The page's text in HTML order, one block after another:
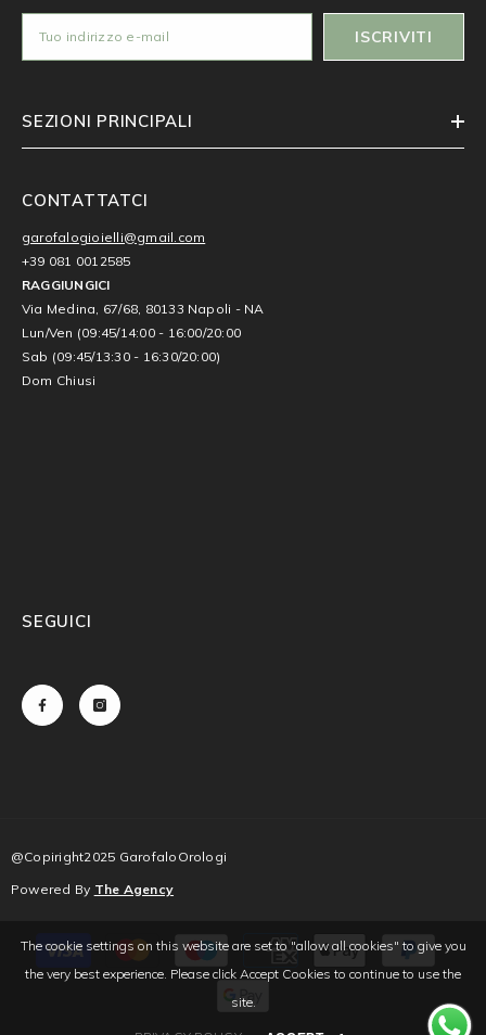
ISCRIVITI
SEZIONI PRINCIPALI
CONTATTATCI
garofalogioielli@gmail.com
+39 081 0012585
RAGGIUNGICI
Via Medina, 67/68, 80133 Napoli - NA
Lun/Ven (09:45/14:00 - 16:00/20:00
Sab (09:45/13:30 - 16:30/20:00)
Dom Chiusi
SEGUICI
@Copiright2025 GarofaloOrologi
Powered By The Agency
Payment
The cookie settings on this website are set to "allow all cookies" to give you
the very best experience. Please click Accept Cookies to continue to use the
site.